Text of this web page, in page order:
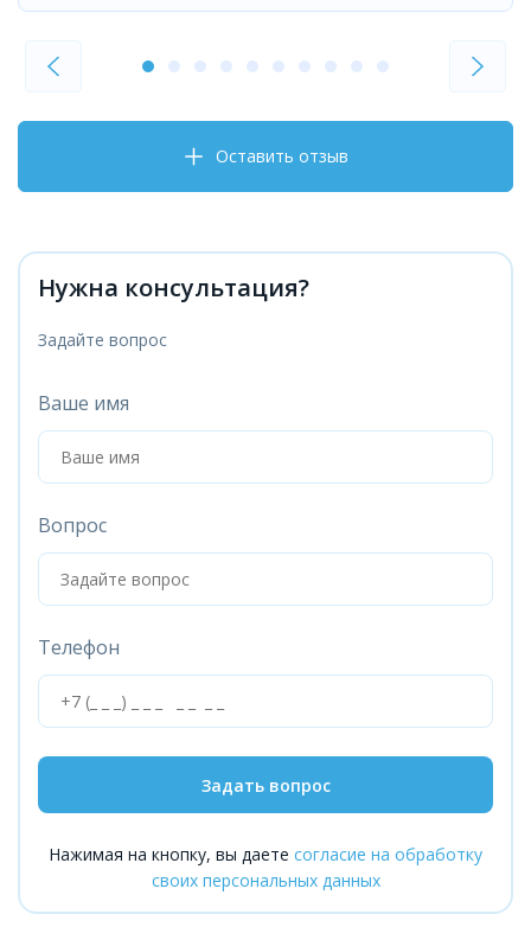
Оставить отзыв
Нужна консультация?
Задайте вопрос
Ваше имя
Вопрос
Телефон
Задать вопрос
Нажимая на кнопку, вы даете согласие на обработку
своих персональных данных